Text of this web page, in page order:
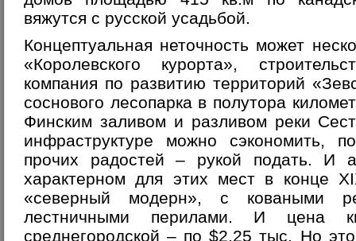
вяжутся с русской усадьбой.
Концептуальная неточность может
«Королевского курорта»,
компания по развитию территорий
соснового лесопарка в полутора
Финским заливом и разливом реки
инфраструктуре можно сэкономить,
прочих радостей – рукой подать. И
характерном для этих мест в конце
«северный модерн», с коваными
лестничными перилами. И цена
среднегородской – по $2,25 тыс. Но